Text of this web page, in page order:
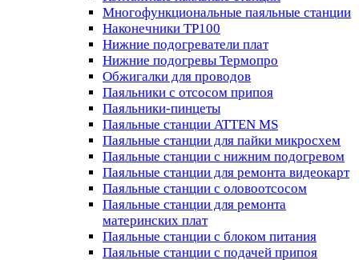
Многофункциональные паяльные станции
Наконечники TP100
Нижние подогреватели плат
Нижние подогревы Термопро
Обжигалки для проводов
Паяльники с отсосом припоя
Паяльники-пинцеты
Паяльные станции ATTEN MS
Паяльные станции для пайки микросхем
Паяльные станции с нижним подогревом
Паяльные станции для ремонта видеокарт
Паяльные станции с оловоотсосом
Паяльные станции для ремонта
материнских плат
Паяльные станции с блоком питания
Паяльные станции с подачей припоя